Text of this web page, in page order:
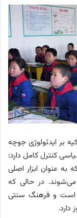
بر ایدئولوژی جوچه
کنترل کامل دارد؛
عنوان ابزار اصلی
می‌شوند. در حالی‌ که
است و فرهنگ سنتی
دارد.